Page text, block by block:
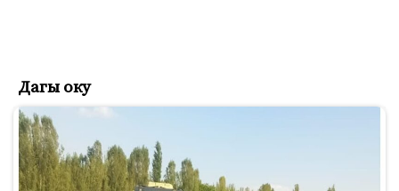
Дагы оку